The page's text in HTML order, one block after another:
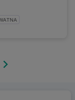
Następna strona